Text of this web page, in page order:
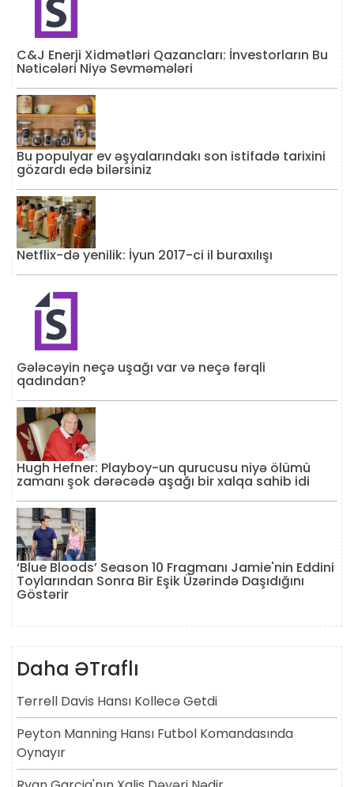
C&J Enerji Xidmətləri Qazancları: İnvestorların Bu
Nəticələri Niyə Sevməmələri
Bu populyar ev əşyalarındakı son istifadə tarixini
gözardı edə bilərsiniz
Netflix-də yenilik: İyun 2017-ci il buraxılışı
Gələcəyin neçə uşağı var və neçə fərqli
qadından?
Hugh Hefner: Playboy-un qurucusu niyə ölümü
zamanı şok dərəcədə aşağı bir xalqa sahib idi
‘Blue Bloods’ Season 10 Fragmanı Jamie'nin Eddini
Toylarından Sonra Bir Eşik Üzərində Daşıdığını
Göstərir
Daha ƏTraflı
Terrell Davis Hansı Kollecə Getdi
Peyton Manning Hansı Futbol Komandasında
Oynayır